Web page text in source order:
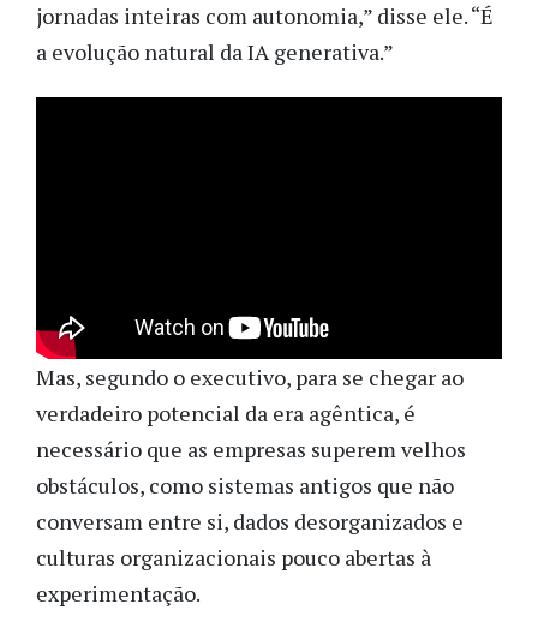
jornadas inteiras com autonomia,” disse ele. “É
a evolução natural da IA generativa.”
Mas, segundo o executivo, para se chegar ao
verdadeiro potencial da era agêntica, é
necessário que as empresas superem velhos
obstáculos, como sistemas antigos que não
conversam entre si, dados desorganizados e
culturas organizacionais pouco abertas à
experimentação.